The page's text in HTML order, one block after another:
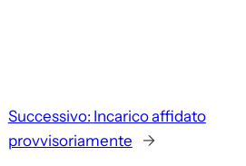
Successivo: Incarico affidato
provvisoriamente
→